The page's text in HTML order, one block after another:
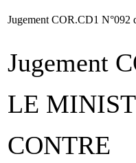
Jugement COR.CD1 N°092
Jugement
LE
CONTRE